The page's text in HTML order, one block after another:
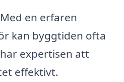
en erfaren
kan byggtiden ofta
expertisen att
effektivt.